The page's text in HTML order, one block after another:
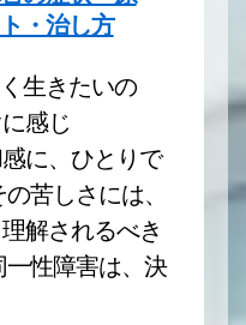
・治し方
生きたいの
感じ
に、ひとりで
苦しさには、
解されるべき
性障害は、決